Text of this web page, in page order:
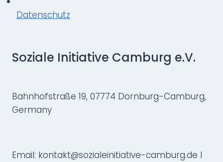
Datenschutz
Soziale Initiative Camburg e.V.
Bahnhofstraße 19, 07774 Dornburg-Camburg,
Germany
Email: kontakt@sozialeinitiative-camburg.de I